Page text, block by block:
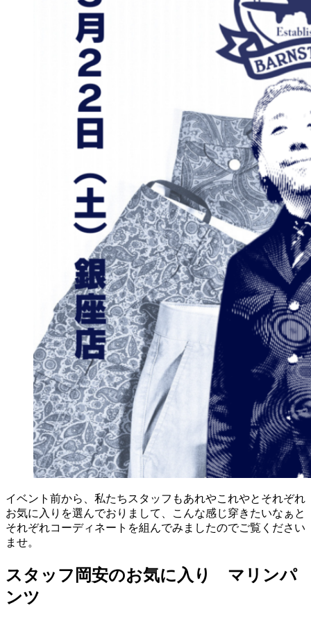
イベント前から、私たちスタッフもあれやこれやとそれぞれ
お気に入りを選んでおりまして、こんな感じ穿きたいなぁと
それぞれコーディネートを組んでみましたのでご覧ください
ませ。
スタッフ岡安のお気に入り マリンパ
ンツ